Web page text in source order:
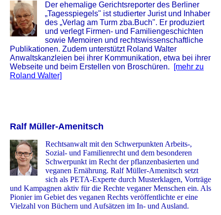
Der ehemalige Gerichtsreporter des Berliner
„Tagesspiegels" ist studierter Jurist und Inhaber
des „Verlag am Turm zba.Buch". Er produziert
und verlegt Firmen- und Familiengeschichten
sowie Memoiren und rechtswissenschaftliche
Publikationen. Zudem unterstützt Roland Walter
Anwaltskanzleien bei ihrer Kommunikation, etwa bei ihrer
Webseite und beim Erstellen von Broschüren.
[mehr zu
Roland Walter]
Ralf Müller-Amenitsch
Rechtsanwalt mit den Schwerpunkten Arbeits-,
Sozial- und Familienrecht und dem besonderen
Schwerpunkt im Recht der pflanzenbasierten und
veganen Ernährung. Ralf Müller-Amenitsch setzt
sich als PETA-Experte durch Musterklagen, Vorträge
und Kampagnen aktiv für die Rechte veganer Menschen ein. Als
Pionier im Gebiet des veganen Rechts veröffentlichte er eine
Vielzahl von Büchern und Aufsätzen im In- und Ausland.